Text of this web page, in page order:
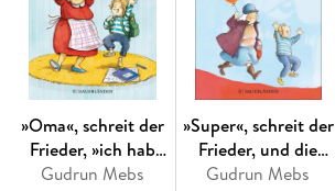
»Oma«, schreit der
Frieder, »ich hab
meine Lehrerin
Gudrun Mebs
»Super«, schreit der
Frieder, und die
Oma kichert wieder
Gudrun Mebs